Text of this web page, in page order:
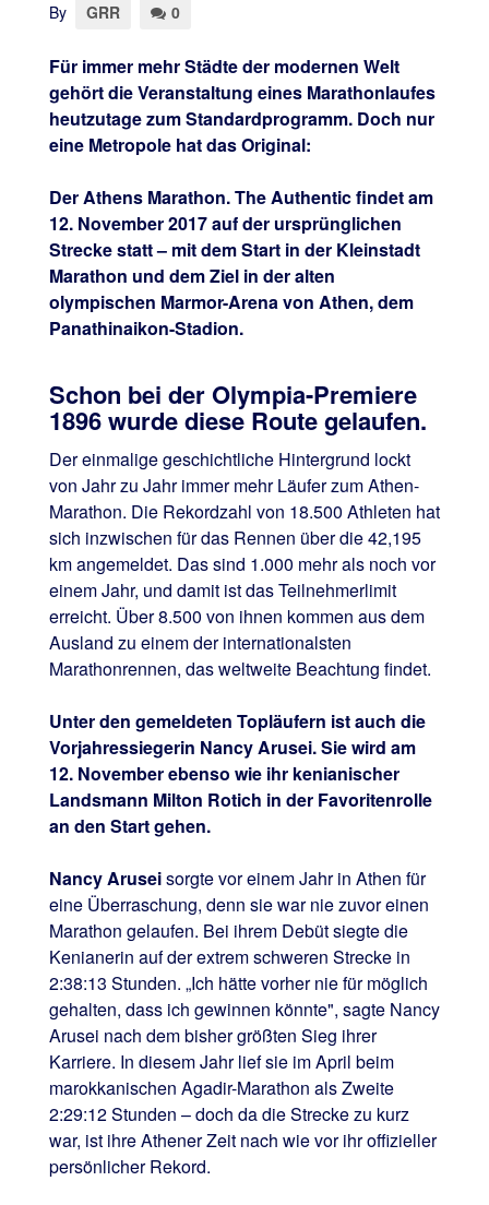
By GRR 0
Für immer mehr Städte der modernen Welt
gehört die Veranstaltung eines Marathonlaufes
heutzutage zum Standardprogramm. Doch nur
eine Metropole hat das Original:
Der Athens Marathon. The Authentic findet am
12. November 2017 auf der ursprünglichen
Strecke statt – mit dem Start in der Kleinstadt
Marathon und dem Ziel in der alten
olympischen Marmor-Arena von Athen, dem
Panathinaikon-Stadion.
Schon bei der Olympia-Premiere
1896 wurde diese Route gelaufen.
Der einmalige geschichtliche Hintergrund lockt
von Jahr zu Jahr immer mehr Läufer zum Athen-
Marathon. Die Rekordzahl von 18.500 Athleten hat
sich inzwischen für das Rennen über die 42,195
km angemeldet. Das sind 1.000 mehr als noch vor
einem Jahr, und damit ist das Teilnehmerlimit
erreicht. Über 8.500 von ihnen kommen aus dem
Ausland zu einem der internationalsten
Marathonrennen, das weltweite Beachtung findet.
Unter den gemeldeten Topläufern ist auch die
Vorjahressiegerin Nancy Arusei. Sie wird am
12. November ebenso wie ihr kenianischer
Landsmann Milton Rotich in der Favoritenrolle
an den Start gehen.
Nancy Aruseisorgte vor einem Jahr in Athen für
eine Überraschung, denn sie war nie zuvor einen
Marathon gelaufen. Bei ihrem Debüt siegte die
Kenianerin auf der extrem schweren Strecke in
2:38:13 Stunden. „Ich hätte vorher nie für möglich
gehalten, dass ich gewinnen könnte", sagte Nancy
Arusei nach dem bisher größten Sieg ihrer
Karriere. In diesem Jahr lief sie im April beim
marokkanischen Agadir-Marathon als Zweite
2:29:12 Stunden – doch da die Strecke zu kurz
war, ist ihre Athener Zeit nach wie vor ihr offizieller
persönlicher Rekord.